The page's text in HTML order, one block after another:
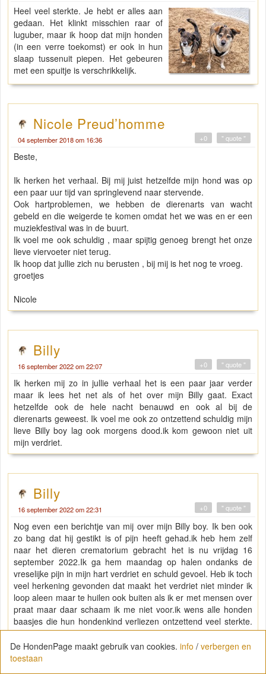
Heel veel sterkte. Je hebt er alles aan
gedaan. Het klinkt misschien raar of
luguber, maar ik hoop dat mijn honden
(in een verre toekomst) er ook in hun
slaap tussenuit piepen. Het gebeuren
met een spuitje is verschrikkelijk.
Nicole Preud’homme
04 september 2018 om 16:36 " quote "
+0
Beste,
Ik herken het verhaal. Bij mij juist hetzelfde mijn hond was op
een paar uur tijd van springlevend naar stervende.
Ook hartproblemen, we hebben de dierenarts van wacht
gebeld en die weigerde te komen omdat het we was en er een
muziekfestival was in de buurt.
Ik voel me ook schuldig , maar spijtig genoeg brengt het onze
lieve viervoeter niet terug.
Ik hoop dat jullie zich nu berusten , bij mij is het nog te vroeg.
groetjes
Nicole
Billy
16 september 2022 om 22:07 " quote "
+0
Ik herken mij zo in jullie verhaal het is een paar jaar verder
maar ik lees het net als of het over mijn Billy gaat. Exact
hetzelfde ook de hele nacht benauwd en ook al bij de
dierenarts geweest. Ik voel me ook zo ontzettend schuldig mijn
lieve Billy boy lag ook morgens dood.ik kom gewoon niet uit
mijn verdriet.
Billy
16 september 2022 om 22:31 " quote "
+0
Nog even een berichtje van mij over mijn Billy boy. Ik ben ook
zo bang dat hij gestikt is of pijn heeft gehad.ik heb hem zelf
naar het dieren crematorium gebracht het is nu vrijdag 16
september 2022.Ik ga hem maandag op halen ondanks de
vreselijke pijn in mijn hart verdriet en schuld gevoel. Heb ik toch
veel herkening gevonden dat maakt het verdriet niet minder ik
loop aleen maar te huilen ook buiten als ik er met mensen over
praat maar daar schaam ik me niet voor.ik wens alle honden
baasjes die hun hondenkind verliezen ontzettend veel sterkte.
Liefs vrouwtje van Billy.
De HondenPage maakt gebruik van cookies. info / verbergen en
toestaan